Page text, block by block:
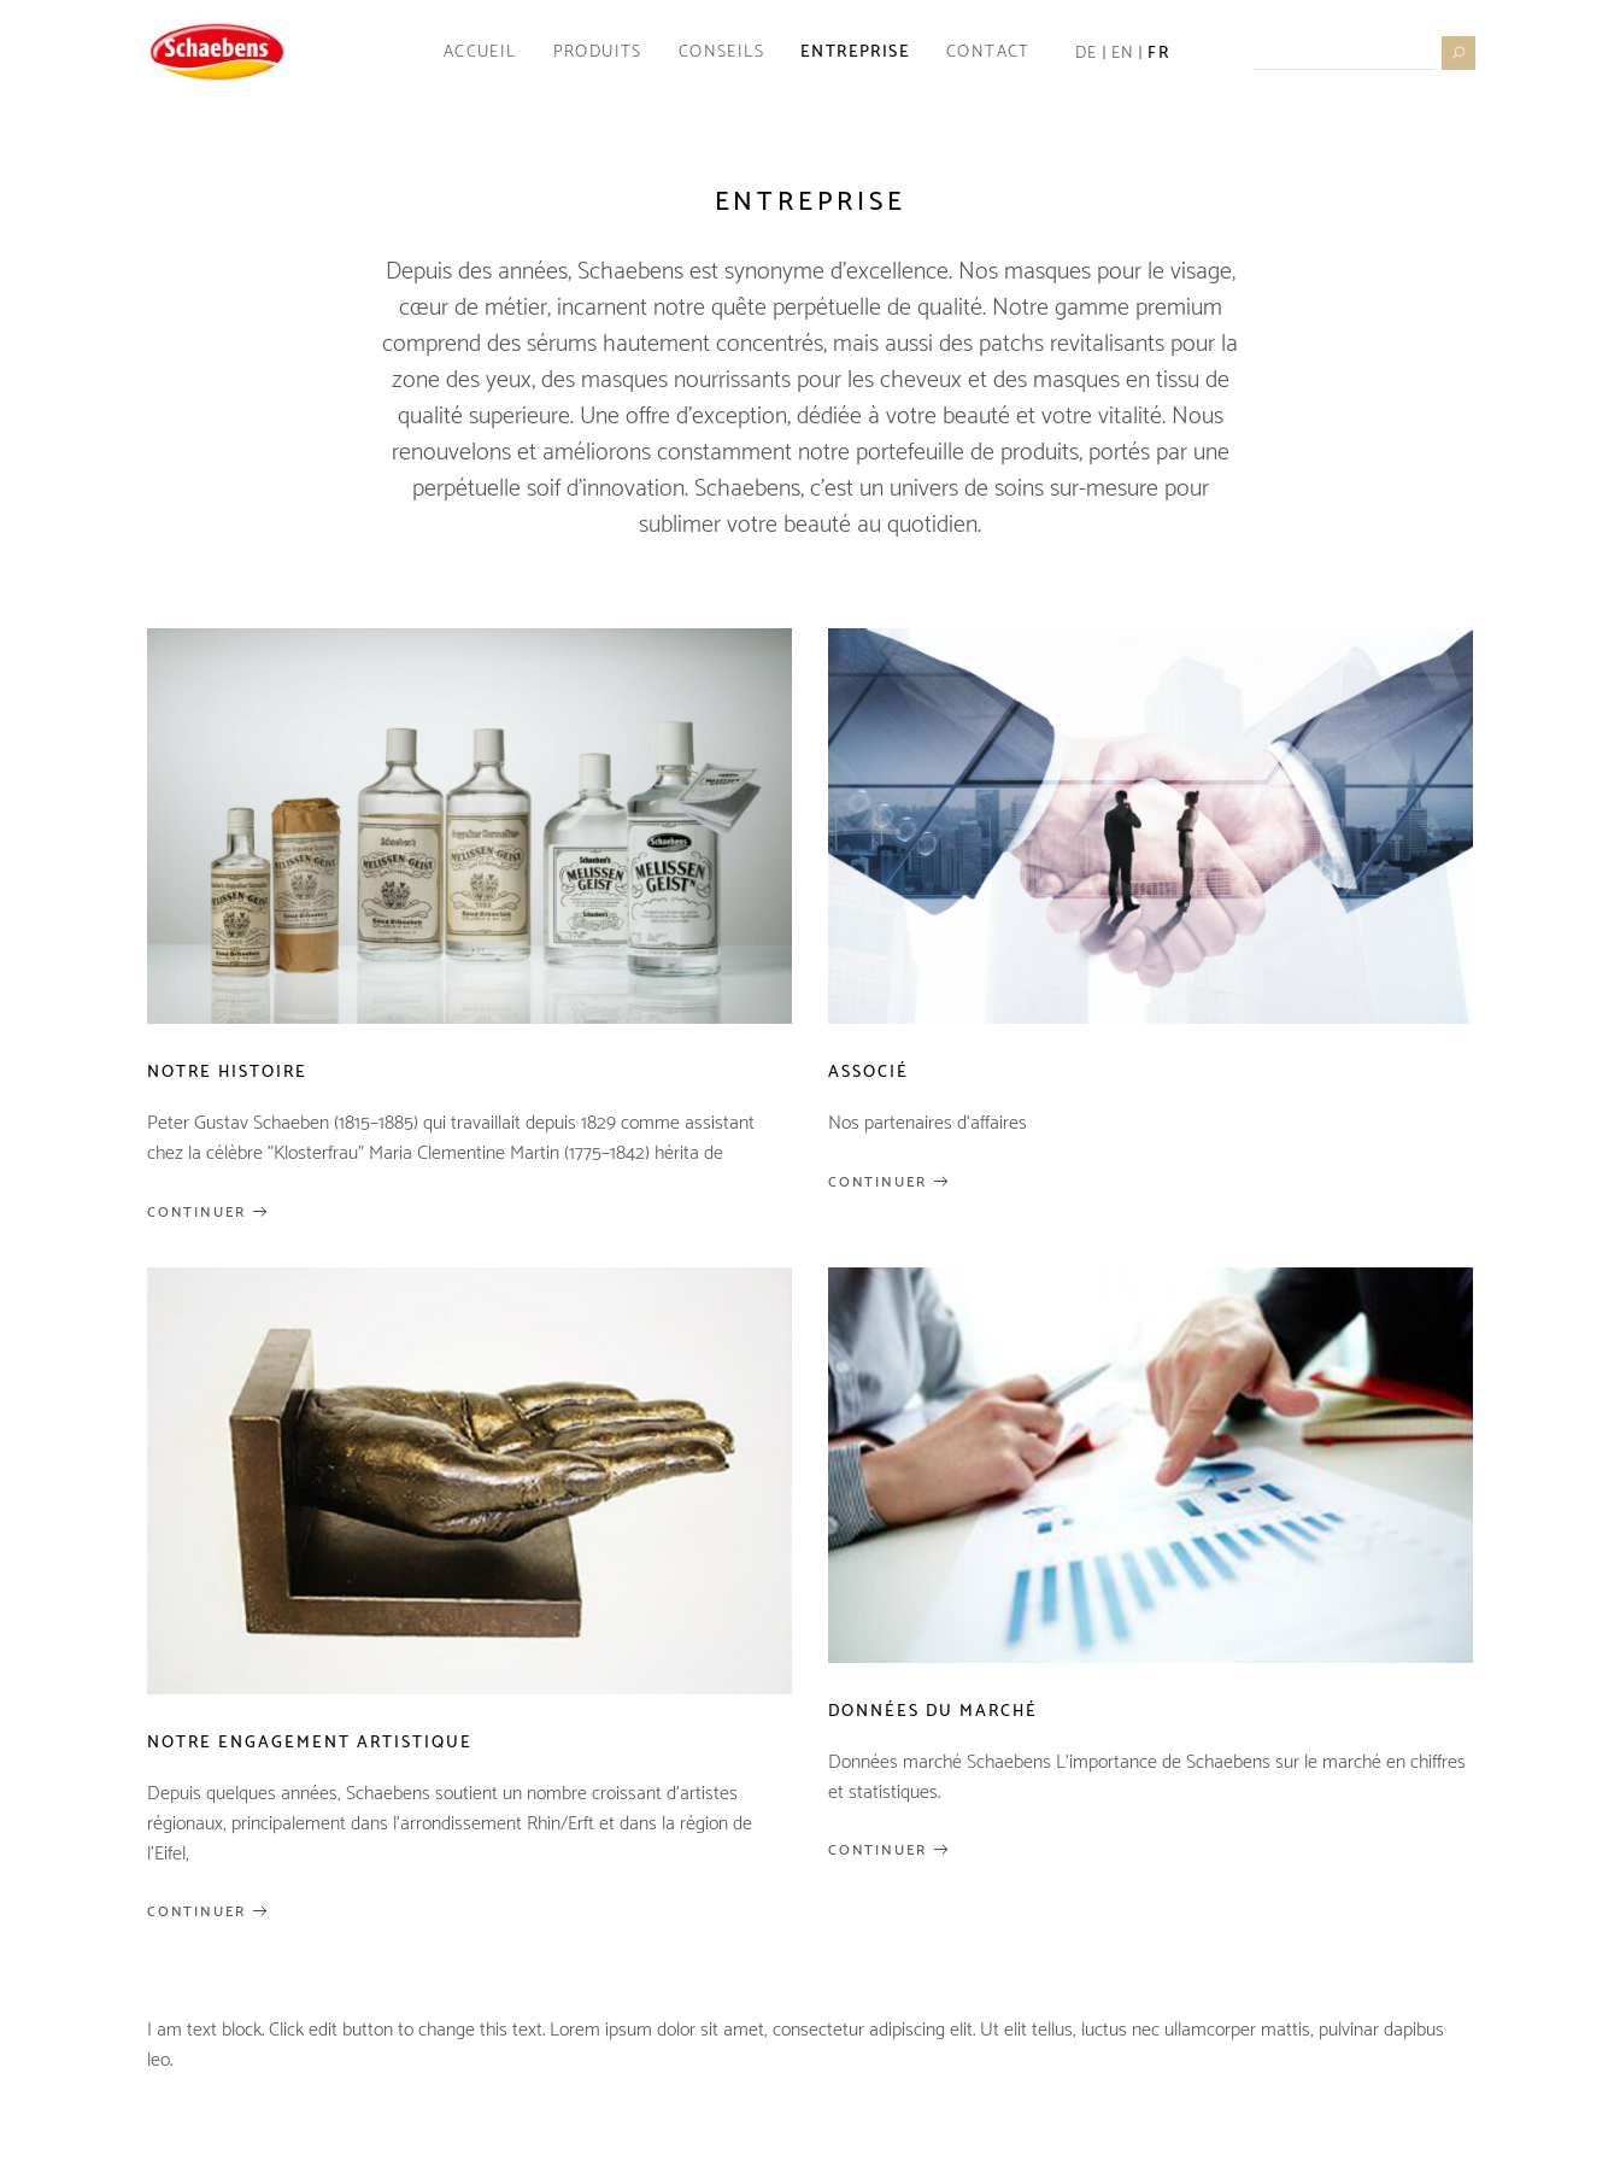
ACCUEIL PRODUITS CONSEILS ENTREPRISE CONTACT DE EN FR
ENTREPRISE
Depuis des années, Schaebens est synonyme d'excellence. Nos masques pour le visage,
cœur de métier, incarnent notre quête perpétuelle de qualité. Notre gamme premium
comprend des sérums hautement concentrés, mais aussi des patchs revitalisants pour la
zone des yeux, des masques nourrissants pour les cheveux et des masques en tissu de
qualité superieure. Une offre d'exception, dédiée à votre beauté et votre vitalité. Nous
renouvelons et améliorons constamment notre portefeuille de produits, portés par une
perpétuelle soif d'innovation. Schaebens, c'est un univers de soins sur-mesure pour
sublimer votre beauté au quotidien.
NOTRE HISTOIRE
Peter Gustav Schaeben (1815–1885) qui travaillait depuis 1829 comme assistant
chez la célèbre "Klosterfrau" Maria Clementine Martin (1775–1842) hérita de
CONTINUER
ASSOCIÉ
Nos partenaires d'affaires
CONTINUER
NOTRE ENGAGEMENT ARTISTIQUE
Depuis quelques années, Schaebens soutient un nombre croissant d’artistes
régionaux, principalement dans l’arrondissement Rhin/Erft et dans la région de
l’Eifel,
CONTINUER
DONNÉES DU MARCHÉ
Données marché Schaebens L'importance de Schaebens sur le marché en chiffres
et statistiques.
CONTINUER
I am text block. Click edit button to change this text. Lorem ipsum dolor sit amet, consectetur adipiscing elit. Ut elit tellus, luctus nec ullamcorper mattis, pulvinar dapibus
leo.